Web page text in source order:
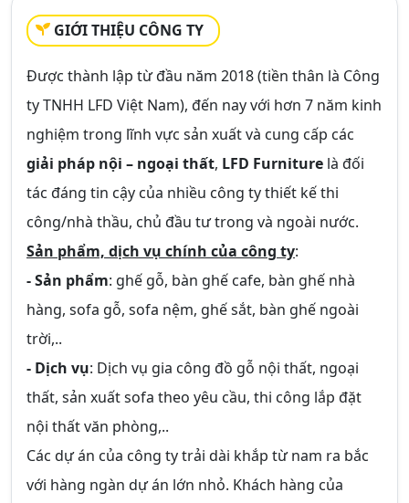
GIỚI THIỆU CÔNG TY
Được thành lập từ đầu năm 2018 (tiền thân là Công
ty TNHH LFD Việt Nam), đến nay với hơn 7 năm kinh
nghiệm trong lĩnh vực sản xuất và cung cấp các
giải pháp nội – ngoại thất, LFD Furniture là đối
tác đáng tin cậy của nhiều công ty thiết kế thi
công/nhà thầu, chủ đầu tư trong và ngoài nước.
Sản phẩm, dịch vụ chính của công ty:
- Sản phẩm: ghế gỗ, bàn ghế cafe, bàn ghế nhà
hàng, sofa gỗ, sofa nệm, ghế sắt, bàn ghế ngoài
trời,..
- Dịch vụ: Dịch vụ gia công đồ gỗ nội thất, ngoại
thất, sản xuất sofa theo yêu cầu, thi công lắp đặt
nội thất văn phòng,..
Các dự án của công ty trải dài khắp từ nam ra bắc
với hàng ngàn dự án lớn nhỏ. Khách hàng của